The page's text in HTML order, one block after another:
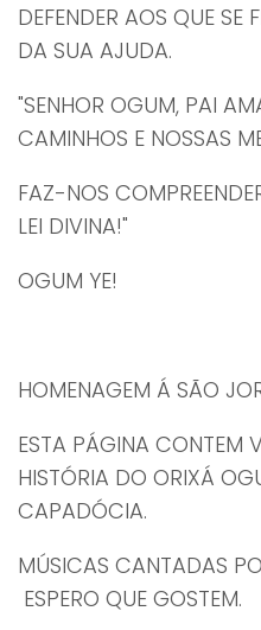
DEFENDER AOS QUE SE
DA SUA AJUDA.
"SENHOR OGUM, PAI
CAMINHOS E NOSSAS
FAZ-NOS
LEI DIVINA!"
OGUM YE!
HOMENAGEM Á SÃO
ESTA PÁGINA CONTEM
HISTÓRIA DO ORIXÁ
CAPADÓCIA.
MÚSICAS CANTADAS
ESPERO QUE GOSTEM.